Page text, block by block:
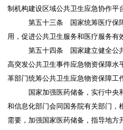
制机构建设区域公共卫生应急协作平
第五十三条 国家统筹医疗保
用，促进公共卫生服务和医疗服务有
第五十四条 国家建立健全公
高突发公共卫生事件应急物资保障水
革部门统筹公共卫生应急物资保障工
国家加强医药储备，实行中央
和信息化部门会同国务院有关部门，
需要，加强国家医药储备，指导地方